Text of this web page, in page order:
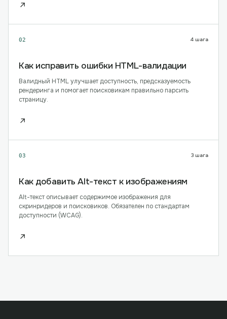
↗
02 4 шага
Как исправить ошибки HTML-валидации
Валидный HTML улучшает доступность, предсказуемость
рендеринга и помогает поисковикам правильно парсить
страницу.
↗
03 3 шага
Как добавить Alt-текст к изображениям
Alt-текст описывает содержимое изображения для
скринридеров и поисковиков. Обязателен по стандартам
доступности (WCAG).
↗